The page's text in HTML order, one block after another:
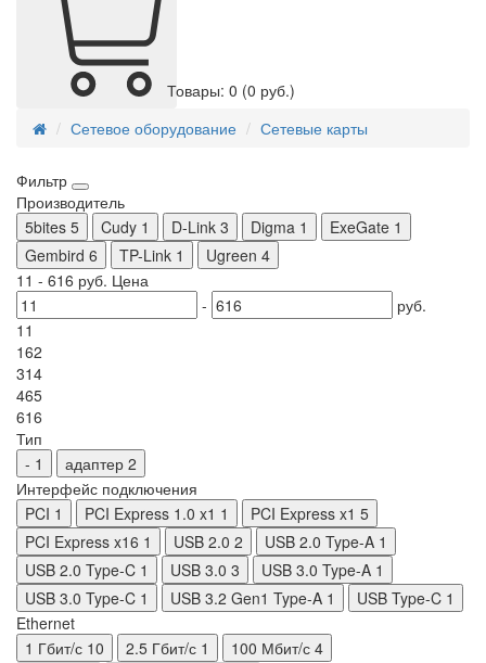
Товары: 0 (0 руб.)
Сетевое оборудование
Сетевые карты
Фильтр
Производитель
5bites 5 Cudy 1 D-Link 3 Digma 1 ExeGate 1
Gembird 6 TP-Link 1 Ugreen 4
11 - 616 руб. Цена
-
руб.
11
162
314
465
616
Тип
- 1 адаптер 2
Интерфейс подключения
PCI 1 PCI Express 1.0 x1 1 PCI Express x1 5
PCI Express x16 1 USB 2.0 2 USB 2.0 Type-A 1
USB 2.0 Type-C 1 USB 3.0 3 USB 3.0 Type-A 1
USB 3.0 Type-C 1 USB 3.2 Gen1 Type-A 1 USB Type-C 1
Ethernet
1 Гбит/с 10 2.5 Гбит/с 1 100 Мбит/с 4